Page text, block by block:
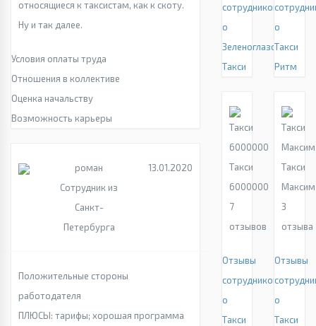
относящиеся к таксистам, как к скоту.
Ну и так далее.
Условия оплаты труда
Отношения в коллективе
Оценка начальству
Возможность карьеры
роман
Сотрудник из
Санкт-
Петербурга
13.01.2020
Положительные стороны
работодателя
ПЛЮСЫ: тарифы; хорошая программа
сотрудников
о
Зеленоглазое
Такси
о
Такси
Ритм
Такси
6000000
7
отзывов
Отзывы
сотрудников
о
Такси
Такси
Максим
3
отзыва
Отзывы
о
Такси